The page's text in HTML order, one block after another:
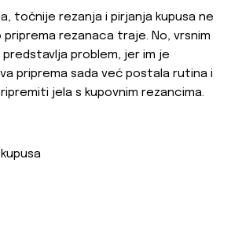
točnije rezanja i pirjanja kupusa ne
rezanaca traje. No, vrsnim
problem, jer im je
priprema sada već postala rutina i
jela s kupovnim rezancima.